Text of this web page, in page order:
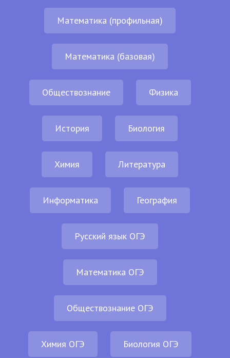
Математика (профильная)
Математика (базовая)
Обществознание Физика
История Биология
Химия Литература
Информатика География
Русский язык ОГЭ
Математика ОГЭ
Обществознание ОГЭ
Химия ОГЭ Биология ОГЭ